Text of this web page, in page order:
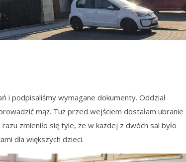
i podpisaliśmy wymagane dokumenty. Oddział
mąż. Tuż przed wejściem dostałam ubranie
zmieniło się tyle, że w każdej z dwóch sal było
dla większych dzieci.